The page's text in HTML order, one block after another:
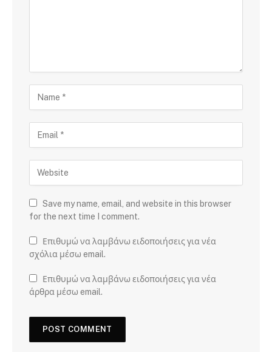
Save my name, email, and website in this browser
for the next time I comment.
Επιθυμώ να λαμβάνω ειδοποιήσεις για νέα
σχόλια μέσω email.
Επιθυμώ να λαμβάνω ειδοποιήσεις για νέα
άρθρα μέσω email.